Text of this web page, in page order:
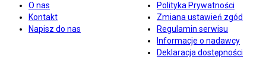
O nas
Kontakt
Napisz do nas
Polityka Prywatności
Zmiana ustawień zgód
Regulamin serwisu
Informacje o nadawcy
Deklaracja dostępności